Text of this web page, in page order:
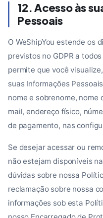
12. Acesso às
Pessoais
O WeShipYou estende os
previstos no GDPR a
permite que você
suas Informações
nome e sobrenome, nome
mail, endereço físico,
de pagamento, nas
Se desejar acessar ou
não estejam disponíveis
dúvidas sobre nossa
reclamação sobre nossa
informações sob esta